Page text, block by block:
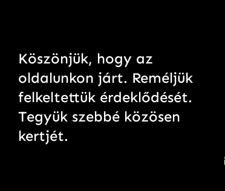
Köszönjük, hogy az
oldalunkon járt. Reméljük
felkeltettük érdeklődését.
Tegyük szebbé közösen
kertjét.